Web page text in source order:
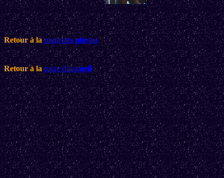
Retour à lapage des photos
Retour à lapage d'accueil